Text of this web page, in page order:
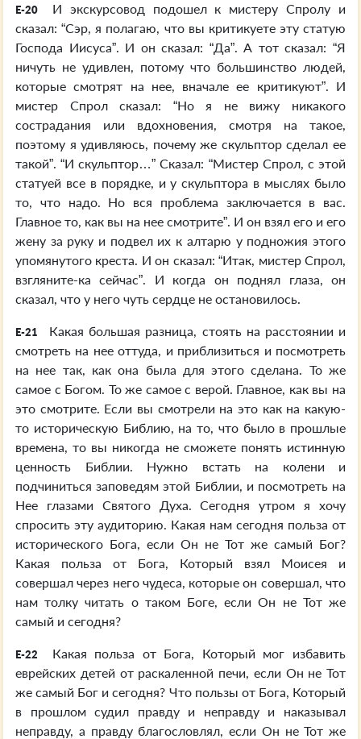
E-20
И экскурсовод подошел к мистеру Спролу и
сказал: “Сэр, я полагаю, что вы критикуете эту статую
Господа Иисуса”. И он сказал: “Да”. А тот сказал: “Я
ничуть не удивлен, потому что большинство людей,
которые смотрят на нее, вначале ее критикуют”. И
мистер Спрол сказал: “Но я не вижу никакого
сострадания или вдохновения, смотря на такое,
поэтому я удивляюсь, почему же скульптор сделал ее
такой”. “И скульптор…” Сказал: “Мистер Спрол, с этой
статуей все в порядке, и у скульптора в мыслях было
то, что надо. Но вся проблема заключается в вас.
Главное то, как вы на нее смотрите”. И он взял его и его
жену за руку и подвел их к алтарю у подножия этого
упомянутого креста. И он сказал: “Итак, мистер Спрол,
взгляните-ка сейчас”. И когда он поднял глаза, он
сказал, что у него чуть сердце не остановилось.
E-21
Какая большая разница, стоять на расстоянии и
смотреть на нее оттуда, и приблизиться и посмотреть
на нее так, как она была для этого сделана. То же
самое с Богом. То же самое с верой. Главное, как вы на
это смотрите. Если вы смотрели на это как на какую-
то историческую Библию, на то, что было в прошлые
времена, то вы никогда не сможете понять истинную
ценность Библии. Нужно встать на колени и
подчиниться заповедям этой Библии, и посмотреть на
Нее глазами Святого Духа. Сегодня утром я хочу
спросить эту аудиторию. Какая нам сегодня польза от
исторического Бога, если Он не Тот же самый Бог?
Какая польза от Бога, Который взял Моисея и
совершал через него чудеса, которые он совершал, что
нам толку читать о таком Боге, если Он не Тот же
самый и сегодня?
E-22
Какая польза от Бога, Который мог избавить
еврейских детей от раскаленной печи, если Он не Тот
же самый Бог и сегодня? Что пользы от Бога, Который
в прошлом судил правду и неправду и наказывал
неправду, а правду благословлял, если Он не Тот же